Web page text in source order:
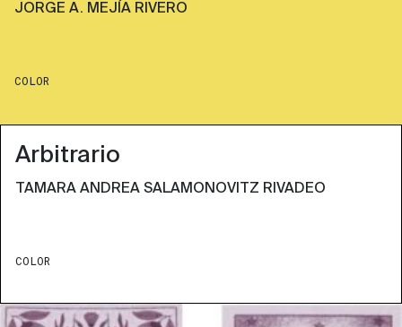
JORGE A. MEJÍA RIVERO
COLOR
Arbitrario
TAMARA ANDREA SALAMONOVITZ RIVADEO
COLOR